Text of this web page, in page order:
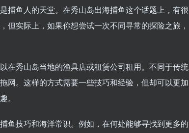
捕鱼人的天堂。在秀山岛出海捕鱼这个话题上，有很
但实际上，如果你想尝试一次不同寻常的探险之旅，
在秀山岛当地的渔具店或租赁公司租用。不同于传统
网。这样的方式需要一些技巧和经验，但却可以更加
。
鱼技巧和海洋常识。例如，在何处能够寻找到更多的